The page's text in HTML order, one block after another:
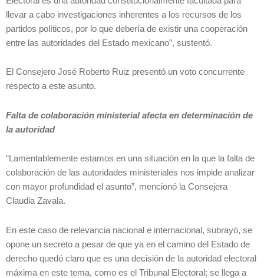
llevar a cabo investigaciones inherentes a los recursos de los
partidos políticos, por lo que debería de existir una cooperación
entre las autoridades del Estado mexicano”, sustentó.
El Consejero José Roberto Ruiz presentó un voto concurrente
respecto a este asunto.
Falta de colaboración ministerial afecta en determinación de
la autoridad
“Lamentablemente estamos en una situación en la que la falta de
colaboración de las autoridades ministeriales nos impide analizar
con mayor profundidad el asunto”, mencionó la Consejera
Claudia Zavala.
En este caso de relevancia nacional e internacional, subrayó, se
opone un secreto a pesar de que ya en el camino del Estado de
derecho quedó claro que es una decisión de la autoridad electoral
máxima en este tema, como es el Tribunal Electoral; se llega a